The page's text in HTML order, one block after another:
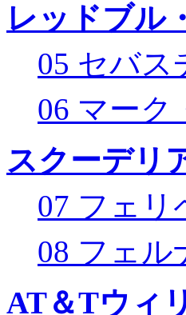
レッドブル
05 セバス
06 マーク
スクーデリ
07 フェリ
08 フェル
AT＆Tウィ